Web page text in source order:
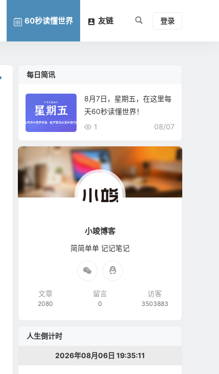
60秒读懂世界 友链 登录
每日简讯
8月7日，星期五，在这里每
天60秒读懂世界！
08/07
1
小竣博客
简简单单 记记笔记
文章
2080
留言
0
访客
3503883
人生倒计时
2026年08月06日 19:35:12